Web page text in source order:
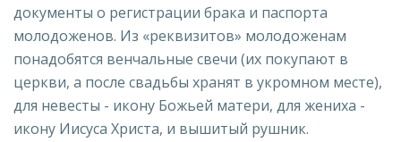
документы о регистрации брака и паспорта
молодоженов. Из «реквизитов» молодоженам
понадобятся венчальные свечи (их покупают в
церкви, а после свадьбы хранят в укромном месте),
для невесты - икону Божьей матери, для жениха -
икону Иисуса Христа, и вышитый рушник.